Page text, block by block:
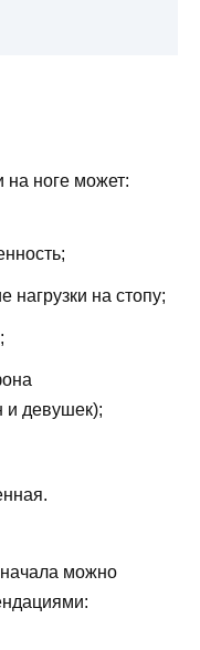
на ноге может:
нагрузки на стопу;
и девушек);
начала можно